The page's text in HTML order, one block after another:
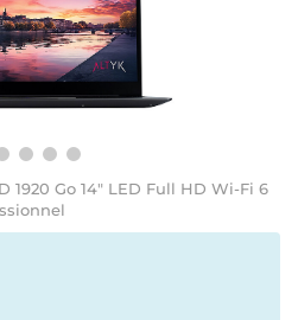
1920 Go 14" LED Full HD Wi-Fi 6